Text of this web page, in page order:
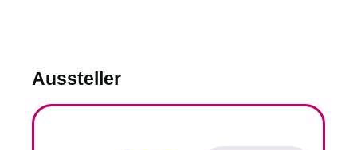
Aussteller